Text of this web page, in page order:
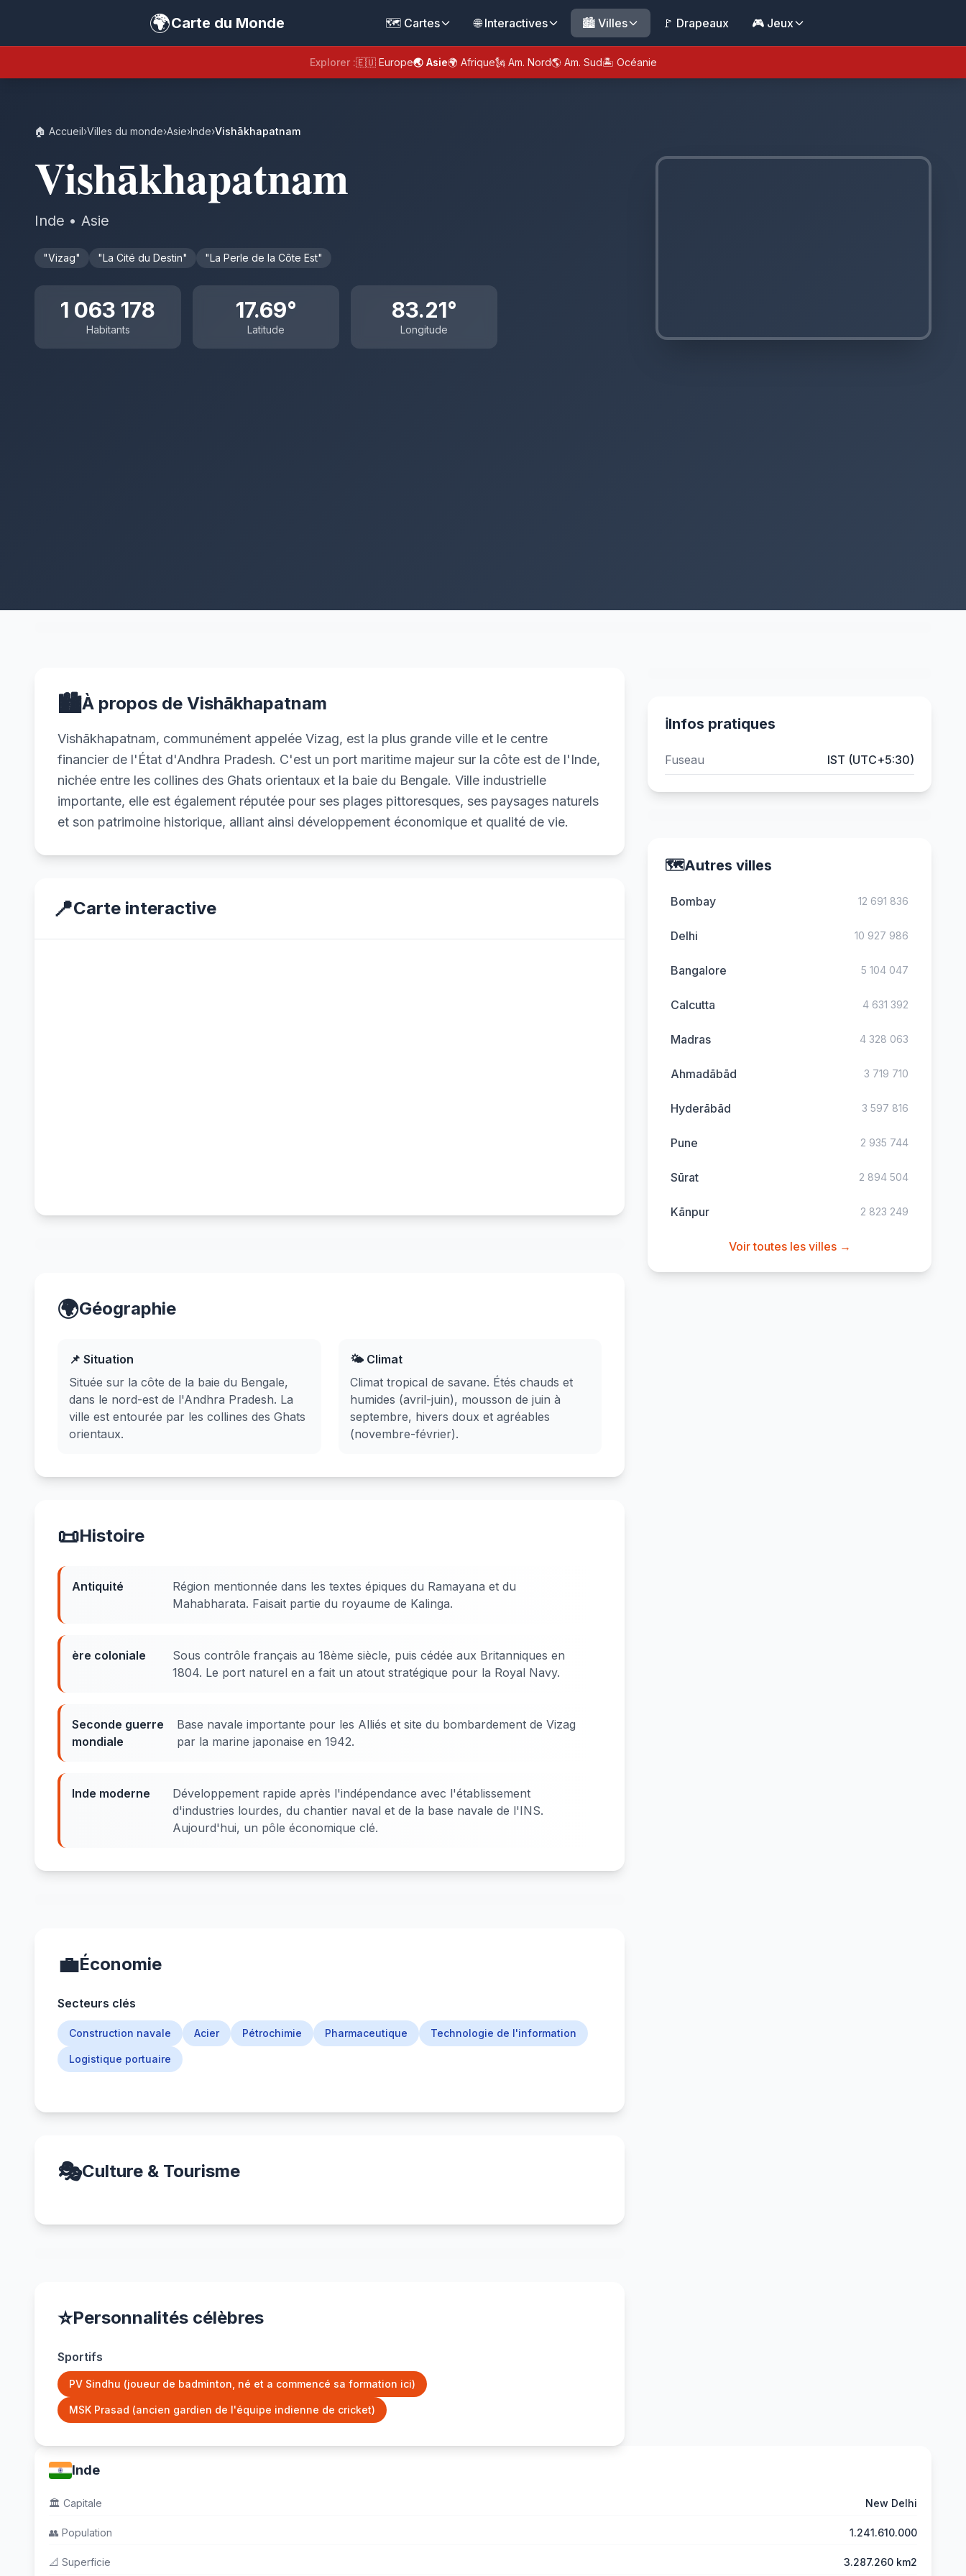
🌍Carte du Monde 🗺️ Cartes 🌐 Interactives 🏙️ Villes 🚩 Drapeaux 🎮 Jeux
Explorer :🇪🇺 Europe🌏 Asie🌍 Afrique🗽 Am. Nord🌎 Am. Sud🏝️ Océanie
🏠 Accueil›Villes du monde›Asie›Inde›Vishākhapatnam
Vishākhapatnam
Inde • Asie
"Vizag" "La Cité du Destin" "La Perle de la Côte Est"
1 063 178
Habitants
17.69°
Latitude
83.21°
Longitude
🏙️À propos de Vishākhapatnam
Vishākhapatnam, communément appelée Vizag, est la plus grande ville et le centre
financier de l'État d'Andhra Pradesh. C'est un port maritime majeur sur la côte est de l'Inde,
nichée entre les collines des Ghats orientaux et la baie du Bengale. Ville industrielle
importante, elle est également réputée pour ses plages pittoresques, ses paysages naturels
et son patrimoine historique, alliant ainsi développement économique et qualité de vie.
📍Carte interactive
🌍Géographie
📌 Situation
Située sur la côte de la baie du Bengale,
dans le nord-est de l'Andhra Pradesh. La
ville est entourée par les collines des Ghats
orientaux.
🌤️ Climat
Climat tropical de savane. Étés chauds et
humides (avril-juin), mousson de juin à
septembre, hivers doux et agréables
(novembre-février).
📜Histoire
Antiquité
Région mentionnée dans les textes épiques du Ramayana et du
Mahabharata. Faisait partie du royaume de Kalinga.
ère coloniale
Sous contrôle français au 18ème siècle, puis cédée aux Britanniques en
1804. Le port naturel en a fait un atout stratégique pour la Royal Navy.
Seconde guerre
mondiale
Base navale importante pour les Alliés et site du bombardement de Vizag
par la marine japonaise en 1942.
Inde moderne
Développement rapide après l'indépendance avec l'établissement
d'industries lourdes, du chantier naval et de la base navale de l'INS.
Aujourd'hui, un pôle économique clé.
💼Économie
Secteurs clés
Construction navale Acier Pétrochimie Pharmaceutique Technologie de l'information
Logistique portuaire
🎭Culture & Tourisme
⭐Personnalités célèbres
Sportifs
PV Sindhu (joueur de badminton, né et a commencé sa formation ici)
MSK Prasad (ancien gardien de l'équipe indienne de cricket)
ℹ️Infos pratiques
Fuseau IST (UTC+5:30)
🗺️Autres villes
Bombay 12 691 836
Delhi 10 927 986
Bangalore 5 104 047
Calcutta 4 631 392
Madras 4 328 063
Ahmadābād 3 719 710
Hyderābād 3 597 816
Pune 2 935 744
Sūrat 2 894 504
Kānpur 2 823 249
Voir toutes les villes →
Inde
🏛️ Capitale New Delhi
👥 Population 1.241.610.000
📐 Superficie 3.287.260 km2